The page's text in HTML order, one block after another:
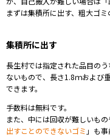
まずは集積所に出す、 粗大ゴミ
集積所に出す
長生村では指定された品目の
ないもので、長さ1.8ｍおよび
できます。
手数料は無料です。
また、中には回収が難しいも
出すことのできないゴミ 」も